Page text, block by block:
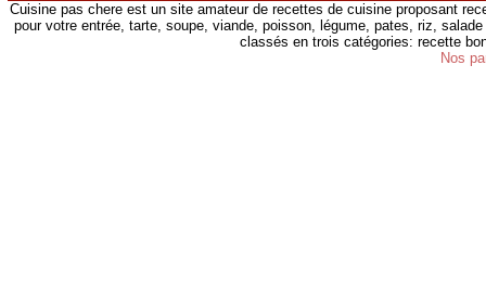
Cuisine pas chere est un site amateur de recettes de cuisine proposant
pour votre entrée, tarte, soupe, viande, poisson, légume, pates, riz,
classés en trois catégories: recette
Nos